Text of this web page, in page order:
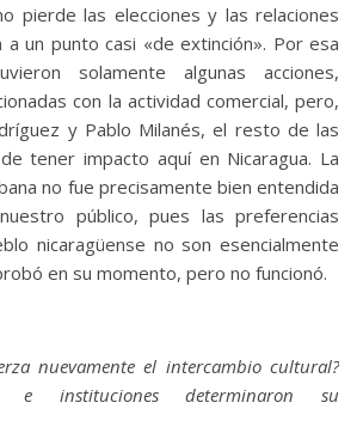
pierde las elecciones y las relaciones
a un punto casi «de extinción». Por esa
solamente algunas acciones,
con la actividad comercial, pero,
y Pablo Milanés, el resto de las
tener impacto aquí en Nicaragua. La
no fue precisamente bien entendida
público, pues las preferencias
nicaragüense no son esencialmente
en su momento, pero no funcionó.
nuevamente el intercambio cultural?
e instituciones determinaron su